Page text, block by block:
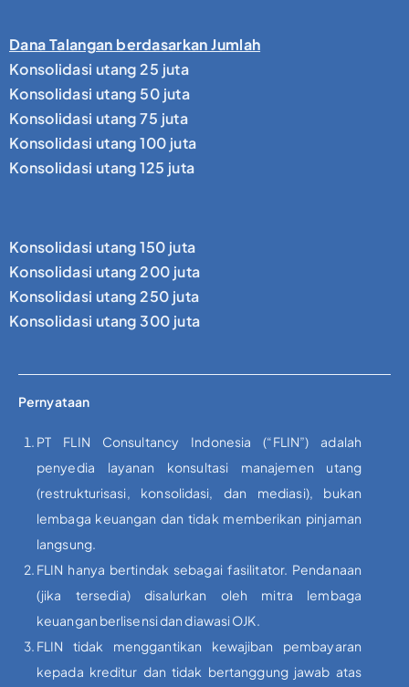
Dana Talangan berdasarkan Jumlah
Konsolidasi utang 25 juta
Konsolidasi utang 50 juta
Konsolidasi utang 75 juta
Konsolidasi utang 100 juta
Konsolidasi utang 125 juta
Konsolidasi utang 150 juta
Konsolidasi utang 200 juta
Konsolidasi utang 250 juta
Konsolidasi utang 300 juta
Pernyataan
PT FLIN Consultancy Indonesia (“FLIN”) adalah
penyedia layanan konsultasi manajemen utang
(restrukturisasi, konsolidasi, dan mediasi), bukan
lembaga keuangan dan tidak memberikan pinjaman
langsung.
FLIN hanya bertindak sebagai fasilitator. Pendanaan
(jika tersedia) disalurkan oleh mitra lembaga
keuangan berlisensi dan diawasi OJK.
FLIN tidak menggantikan kewajiban pembayaran
kepada kreditur dan tidak bertanggung jawab atas